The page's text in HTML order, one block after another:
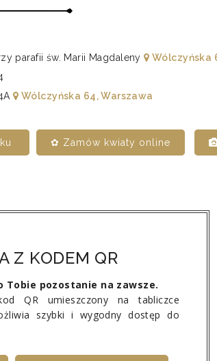
parafii św. Marii Magdaleny
Wólczyńska
Wólczyńska 64, Warszawa
✿ Zamów kwiaty online
Z KODEM QR
Tobie pozostanie na zawsze.
QR umieszczony na tabliczce
szybki i wygodny dostęp do